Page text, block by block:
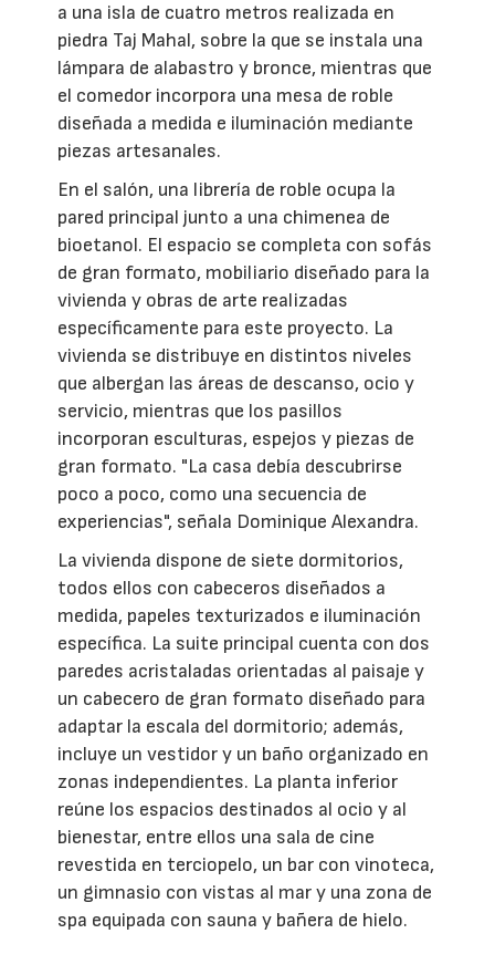
a una isla de cuatro metros realizada en
piedra Taj Mahal, sobre la que se instala una
lámpara de alabastro y bronce, mientras que
el comedor incorpora una mesa de roble
diseñada a medida e iluminación mediante
piezas artesanales.
En el salón, una librería de roble ocupa la
pared principal junto a una chimenea de
bioetanol. El espacio se completa con sofás
de gran formato, mobiliario diseñado para la
vivienda y obras de arte realizadas
específicamente para este proyecto. La
vivienda se distribuye en distintos niveles
que albergan las áreas de descanso, ocio y
servicio, mientras que los pasillos
incorporan esculturas, espejos y piezas de
gran formato. "La casa debía descubrirse
poco a poco, como una secuencia de
experiencias", señala Dominique Alexandra.
La vivienda dispone de siete dormitorios,
todos ellos con cabeceros diseñados a
medida, papeles texturizados e iluminación
específica. La suite principal cuenta con dos
paredes acristaladas orientadas al paisaje y
un cabecero de gran formato diseñado para
adaptar la escala del dormitorio; además,
incluye un vestidor y un baño organizado en
zonas independientes. La planta inferior
reúne los espacios destinados al ocio y al
bienestar, entre ellos una sala de cine
revestida en terciopelo, un bar con vinoteca,
un gimnasio con vistas al mar y una zona de
spa equipada con sauna y bañera de hielo.